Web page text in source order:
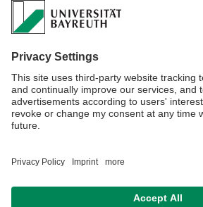
Text und Redaktion:
Christian Wißler, M.A.
Kommunikation
95440 Bayreuth
Tel.: +49 (0)921 / 55-5356
E-Mail:mediendienst-forschung@uni-